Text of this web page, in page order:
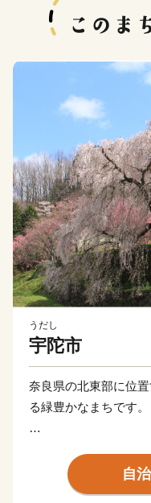
うだし
宇陀市
奈良県の北東部に位
る緑豊かなまちです。
麻呂が魅了されたか
ど、歴史と自然が暮
自